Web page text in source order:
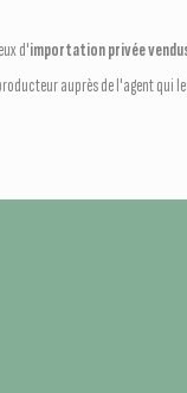
d'importation privée
auprès de l'agent qui